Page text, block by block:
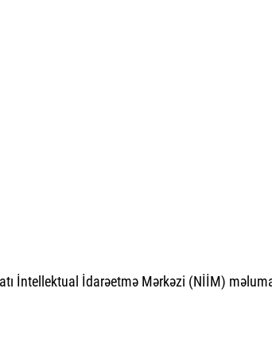
İntellektual İdarəetmə Mərkəzi (NİİM)